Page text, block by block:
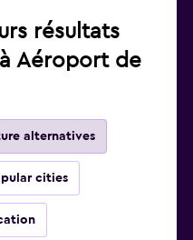
résultats
Aéroport de
alternatives
cities